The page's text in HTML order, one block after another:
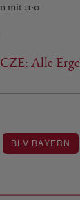
mit 11:0.
Alle
BLV BAYERN